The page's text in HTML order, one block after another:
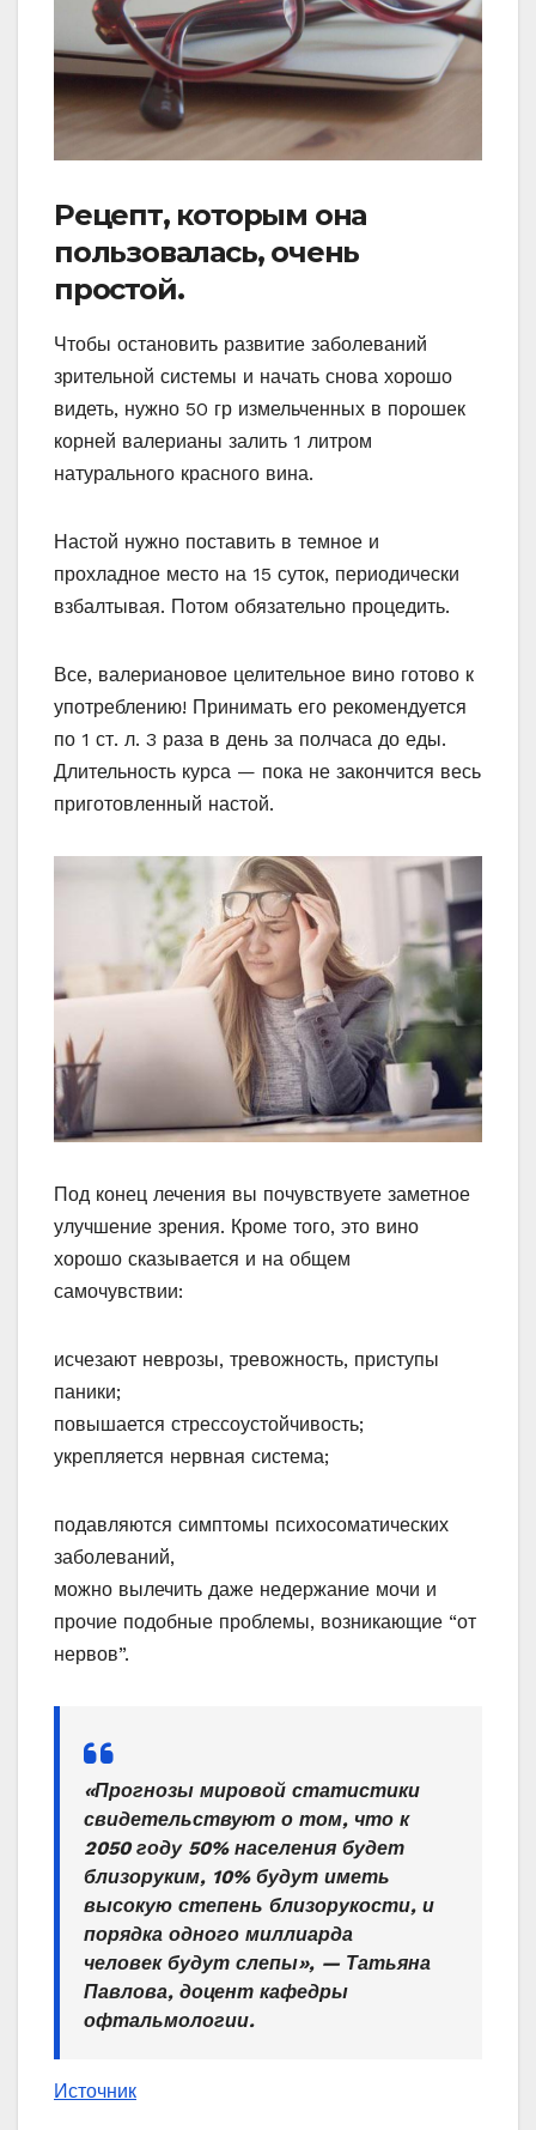
Рецепт, которым она
пользовалась, очень
простой.
Чтобы остановить развитие заболеваний
зрительной системы и начать снова хорошо
видеть, нужно 50 гр измельченных в порошек
корней валерианы залить 1 литром
натурального красного вина.
Настой нужно поставить в темное и
прохладное место на 15 суток, периодически
взбалтывая. Потом обязательно процедить.
Все, валериановое целительное вино готово к
употреблению! Принимать его рекомендуется
по 1 ст. л. 3 раза в день за полчаса до еды.
Длительность курса — пока не закончится весь
приготовленный настой.
Под конец лечения вы почувствуете заметное
улучшение зрения. Кроме того, это вино
хорошо сказывается и на общем
самочувствии:
исчезают неврозы, тревожность, приступы
паники;
повышается стрессоустойчивость;
укрепляется нервная система;
подавляются симптомы психосоматических
заболеваний,
можно вылечить даже недержание мочи и
прочие подобные проблемы, возникающие “от
нервов”.
«Прогнозы мировой статистики
свидетельствуют о том, что к
2050 году 50% населения будет
близоруким, 10% будут иметь
высокую степень близорукости, и
порядка одного миллиарда
человек будут слепы», — Татьяна
Павлова, доцент кафедры
офтальмологии.
Источник